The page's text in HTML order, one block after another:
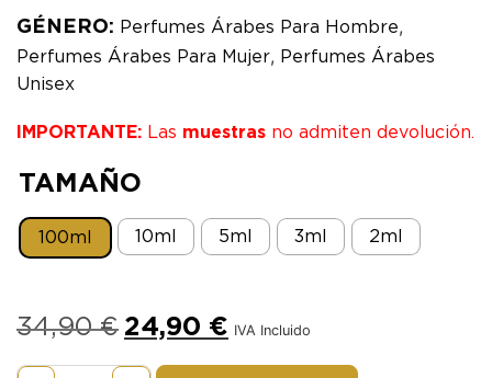
GÉNERO: Perfumes Árabes Para Hombre,
Perfumes Árabes Para Mujer, Perfumes Árabes
Unisex
IMPORTANTE: Las muestras no admiten devolución.
TAMAÑO
100ml 10ml 5ml 3ml 2ml
34,90€ 24,90 € IVA Incluido